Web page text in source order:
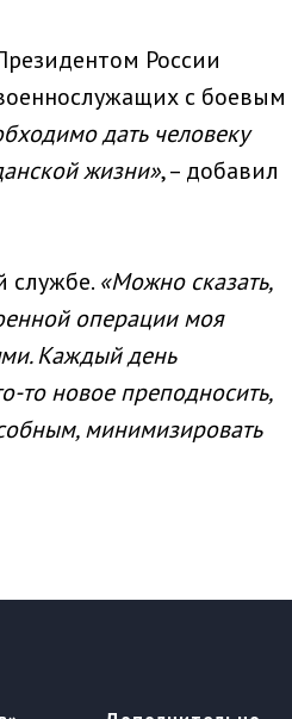
России
с боевым
дать человеку
жизни», – добавил
службе. «Можно сказать,
операции моя
Каждый день
то новое преподносить,
минимизировать